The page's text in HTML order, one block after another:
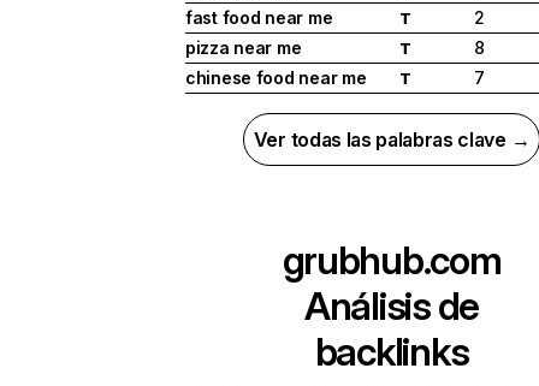
fast food near me
T
2
pizza near me
T
8
chinese food near me
T 7
Ver todas las palabras clave →
grubhub.com
Análisis de
backlinks